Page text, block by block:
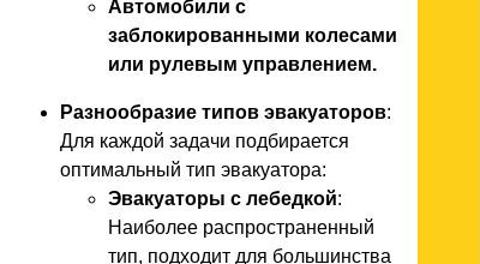
Автомобили с
заблокированными колесами
или рулевым управлением.
Разнообразие типов эвакуаторов:
Для каждой задачи подбирается
оптимальный тип эвакуатора:
Эвакуаторы с лебедкой:
Наиболее распространенный
тип, подходит для большинства